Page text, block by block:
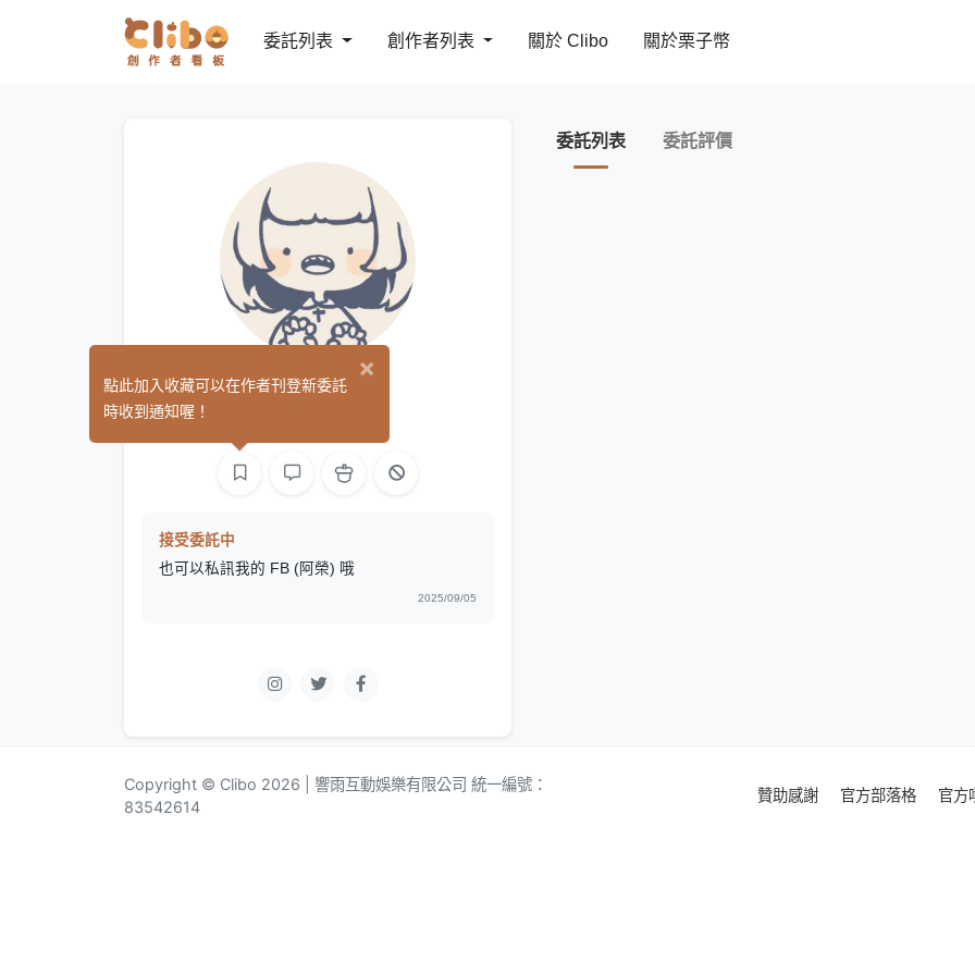
委託列表 創作者列表 關於 Clibo 關於栗子幣
阿榮 (0)
接受委託中
也可以私訊我的 FB (阿榮) 哦
2025/09/05
委託列表 委託評價
Copyright © Clibo 2026 | 響雨互動娛樂有限公司 統一編號：
83542614
贊助感謝 官方部落格 官方
×
點此加入收藏可以在作者刊登新委託
時收到通知喔！